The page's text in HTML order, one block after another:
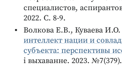
специалистов,
2022. С. 8-9.
Волкова Е.В., Куваева И.О.
интеллект нации и
субъекта: перспективы
і выхаванне. 2023.